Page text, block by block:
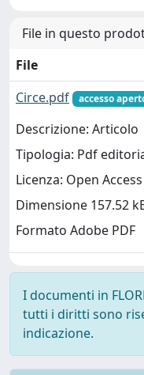
File in questo
File
Circe.pdf
accesso
Descrizione: Articolo
Tipologia: Pdf
Licenza: Open Access
Dimensione 157.52
Formato Adobe PDF
I documenti in
tutti i diritti sono
indicazione.